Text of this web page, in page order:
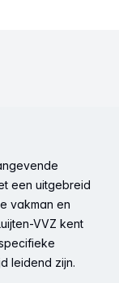
een uitgebreid
vakman en
VVZ kent
leidend zijn.